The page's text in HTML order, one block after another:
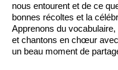
nous entourent et de ce
bonnes récoltes et la
Apprenons du
et chantons en chœur
un beau moment de